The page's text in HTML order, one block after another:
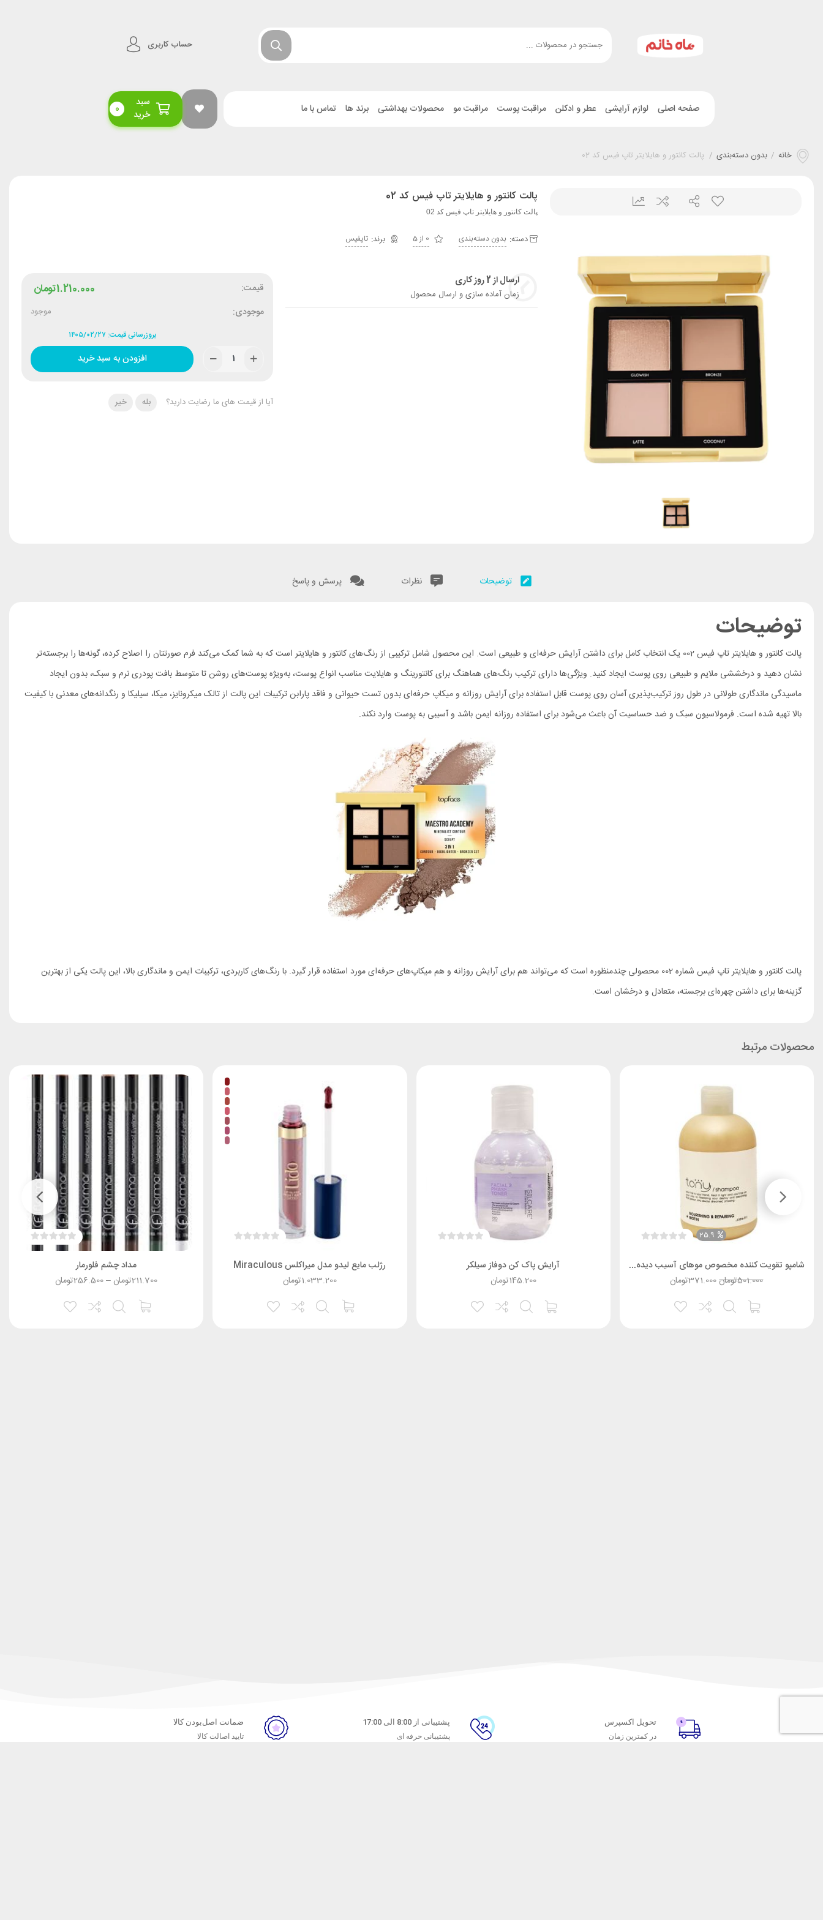
حساب کاربری
صفحه اصلی لوازم آرایشی عطر و ادکلن مراقبت پوست مراقبت مو محصولات بهداشتی برند ها تماس با ما
سبد
خرید
0
خانه / بدون دسته‌بندی / پالت کانتور و هایلایتر تاپ فیس کد 02
پالت کانتور و هایلایتر تاپ فیس کد 02
پالت کانتور و هایلایتر تاپ فیس کد 02
دسته: بدون دسته‌بندی 0 از 5 تاپفیس
ارسال از 2 روز کاری
زمان آماده سازی و ارسال محصول قیمت: تومان1.210.000
موجودی: موجود
بروزرسانی قیمت: ۱۴۰۵/۰۲/۲۷
افزودن به سبد خرید
آیا از قیمت های ما رضایت دارید؟ بله خیر
توضیحات نظرات پرسش و پاسخ
توضیحات
پالت کانتور و هایلایتر تاپ فیس 002 یک انتخاب کامل برای داشتن آرایش حرفه‌ای و طبیعی است. این محصول شامل ترکیبی از رنگ‌های کانتور و هایلایتر است که به شما کمک می‌کند فرم صورتتان را اصلاح کرده، گونه‌ها را برجسته‌تر
نشان دهید و درخششی ملایم و طبیعی روی پوست ایجاد کنید. ویژگی‌ها دارای ترکیب رنگ‌های هماهنگ برای کانتورینگ و هایلایت مناسب انواع پوست، به‌ویژه پوست‌های روشن تا متوسط بافت پودری نرم و سبک، بدون ایجاد
ماسیدگی ماندگاری طولانی در طول روز ترکیب‌پذیری آسان روی پوست قابل استفاده برای آرایش روزانه و میکاپ حرفه‌ای بدون تست حیوانی و فاقد پارابن ترکیبات این پالت از تالک میکرونایز، میکا، سیلیکا و رنگدانه‌های معدنی با کیفیت
بالا تهیه شده است. فرمولاسیون سبک و ضد حساسیت آن باعث می‌شود برای استفاده روزانه ایمن باشد و آسیبی به پوست وارد نکند.
پالت کانتور و هایلایتر تاپ فیس شماره 002 محصولی چندمنظوره است که می‌تواند هم برای آرایش روزانه و هم میکاپ‌های حرفه‌ای مورد استفاده قرار گیرد. با رنگ‌های کاربردی، ترکیبات ایمن و ماندگاری بالا، این پالت یکی از بهترین
گزینه‌ها برای داشتن چهره‌ای برجسته، متعادل و درخشان است.
محصولات مرتبط
25.9
شامپو تقویت کننده مخصوص موهای آسیب دیده و خشک تونی
تومان501.000 تومان371.000
آرايش پاک کن دوفاز سیلکر
تومان145.200
رژلب مایع لیدو مدل میراکلس Miraculous
تومان1.033.200
مداد چشم فلورمار
تومان211.700
– تومان256.500
تحویل اکسپرس
در کمترین زمان
پشتیبانی از 8:00 الی 17:00
پشتیبانی حرفه ای
ضمانت اصل‌بودن کالا
تایید اصالت کالا